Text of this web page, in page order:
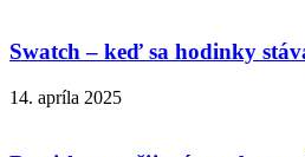
Swatch – keď sa hodinky
14. apríla 2025